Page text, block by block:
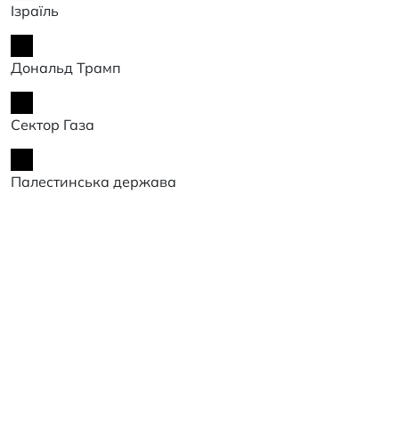
Ізраїль
Дональд Трамп
Сектор Газа
Палестинська держава